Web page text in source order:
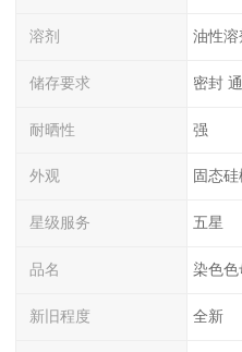
溶剂 油性溶
储存要求 密封
耐晒性 强
外观 固态硅
星级服务 五星
品名 染色色
新旧程度 全新